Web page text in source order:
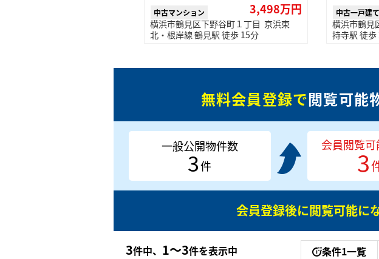
中古マンション 3,498万円
横浜市鶴見区下野谷町１丁目 京浜東
北・根岸線 鶴見駅 徒歩 15分
中古一戸建て
横浜市鶴見
持寺駅 徒歩
無料会員登録で閲覧可能
一般公開物件数
3件
会員閲覧
3
会員登録後に閲覧可能に
3件中、 1〜3件を表示中 条件1一覧